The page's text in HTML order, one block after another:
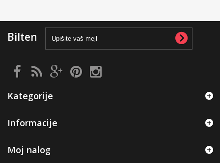
Bilten
Kategorije
Informacije
Moj nalog